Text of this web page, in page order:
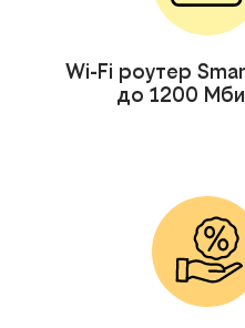
Wi-Fi роутер
до 1200